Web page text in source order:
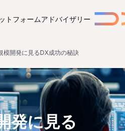
トフォームアドバイザリー
模開発に見るDX成功の秘訣
発に見る